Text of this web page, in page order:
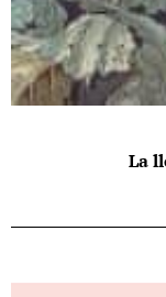
La